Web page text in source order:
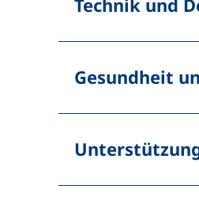
Technik und
Gesundheit